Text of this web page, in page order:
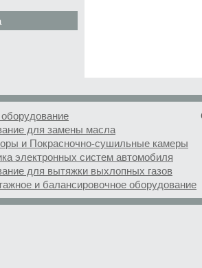
для замены масла
и Покрасночно-сушильные камеры
электронных систем автомобиля
для вытяжки выхлопных газов
и балансировочное оборудование